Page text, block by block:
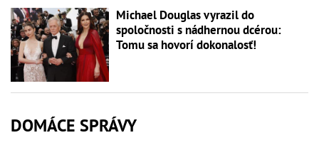
Michael Douglas vyrazil do
spoločnosti s nádhernou dcérou:
Tomu sa hovorí dokonalosť!
DOMÁCE SPRÁVY